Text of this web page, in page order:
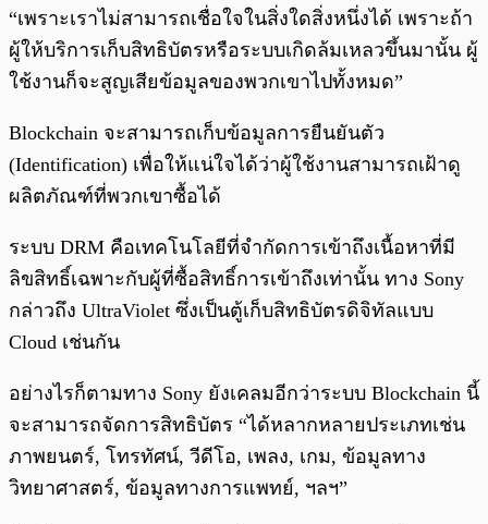
“เพราะเราไม่สามารถเชื่อใจในสิ่งใดสิ่งหนึ่งได้ เพราะถ้า
ผู้ให้บริการเก็บสิทธิบัตรหรือระบบเกิดล้มเหลวขึ้นมานั้น ผู้
ใช้งานก็จะสูญเสียข้อมูลของพวกเขาไปทั้งหมด”
Blockchain จะสามารถเก็บข้อมูลการยืนยันตัว
(Identification) เพื่อให้แน่ใจได้ว่าผู้ใช้งานสามารถเฝ้าดู
ผลิตภัณฑ์ที่พวกเขาซื้อได้
ระบบ DRM คือเทคโนโลยีที่จำกัดการเข้าถึงเนื้อหาที่มี
ลิขสิทธิ์เฉพาะกับผู้ที่ซื้อสิทธิ์การเข้าถึงเท่านั้น ทาง Sony
กล่าวถึง UltraViolet ซึ่งเป็นตู้เก็บสิทธิบัตรดิจิทัลแบบ
Cloud เช่นกัน
อย่างไรก็ตามทาง Sony ยังเคลมอีกว่าระบบ Blockchain นี้
จะสามารถจัดการสิทธิบัตร “ได้หลากหลายประเภทเช่น
ภาพยนตร์, โทรทัศน์, วีดีโอ, เพลง, เกม, ข้อมูลทาง
วิทยาศาสตร์, ข้อมูลทางการแพทย์, ฯลฯ”